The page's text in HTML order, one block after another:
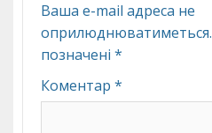
Ваша e-mail адреса не
оприлюднюватиметься.
позначені *
Коментар *